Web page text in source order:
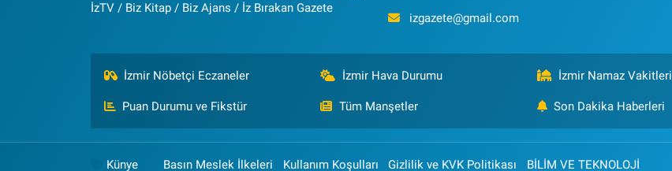
İzTV / Biz Kitap / Biz Ajans / İz Bırakan Gazete
izgazete@gmail.com
İzmir Nöbetçi Eczaneler İzmir Hava Durumu İzmir Namaz Vakitleri
Puan Durumu ve Fikstür Tüm Manşetler Son Dakika Haberleri
Künye Basın Meslek İlkeleri Kullanım Koşulları Gizlilik ve KVK Politikası BİLİM VE TEKNOLOJİ